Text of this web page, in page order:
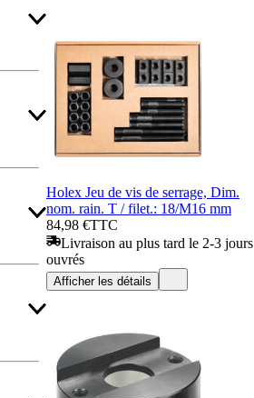
Holex Jeu de vis de serrage, Dim.
nom. rain. T / filet.: 18/M16 mm
84,98 €TTC
Livraison au plus tard le 2-3 jours
ouvrés
Afficher les détails